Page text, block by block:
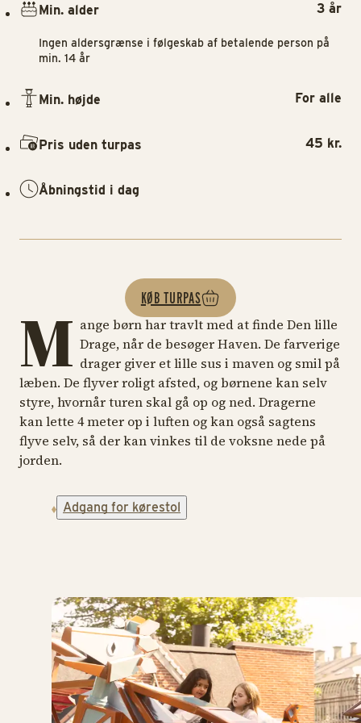
M ange børn har travlt med at finde Den lille
Drage, når de besøger Haven. De farverige
drager giver et lille sus i maven og smil på
læben. De flyver roligt afsted, og børnene kan selv
styre, hvornår turen skal gå op og ned. Dragerne
kan lette 4 meter op i luften og kan også sagtens
flyve selv, så der kan vinkes til de voksne nede på
jorden.
Adgang for kørestol
Min. alder 3 år
Ingen aldersgrænse i følgeskab af betalende person på
min. 14 år
Min. højde For alle
Pris uden turpas 45 kr.
Åbningstid i dag
KØB TURPAS